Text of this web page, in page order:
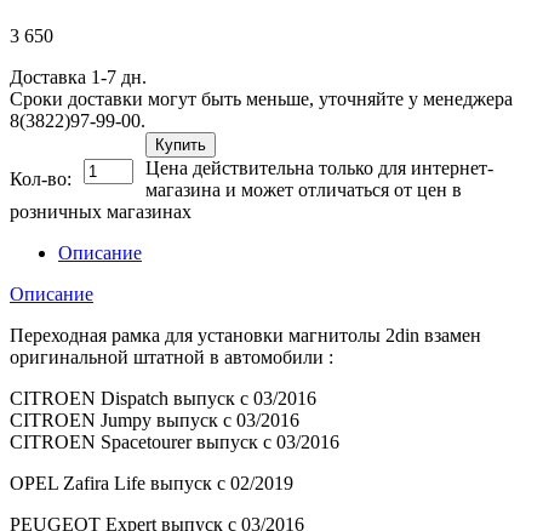
3 650
Доставка 1-7 дн.
Сроки доставки могут быть меньше, уточняйте у менеджера
8(3822)97-99-00.
Кол-во:
Купить
Цена действительна только для интернет-
магазина и может отличаться от цен в
розничных магазинах
Описание
Описание
Переходная рамка для установки магнитолы 2din взамен
оригинальной штатной в автомобили :
CITROEN Dispatch выпуск с 03/2016
CITROEN Jumpy выпуск с 03/2016
CITROEN Spacetourer выпуск с 03/2016
OPEL Zafira Life выпуск с 02/2019
PEUGEOT Expert выпуск с 03/2016